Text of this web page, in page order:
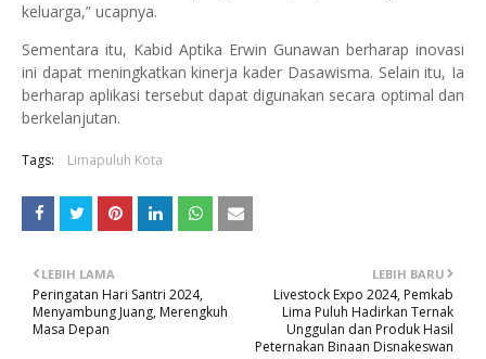
keluarga,” ucapnya.
Sementara itu, Kabid Aptika Erwin Gunawan berharap inovasi
ini dapat meningkatkan kinerja kader Dasawisma. Selain itu, Ia
berharap aplikasi tersebut dapat digunakan secara optimal dan
berkelanjutan.
Tags: Limapuluh Kota
LEBIH BARU
Livestock Expo 2024, Pemkab
Lima Puluh Hadirkan Ternak
Unggulan dan Produk Hasil
Peternakan Binaan Disnakeswan
LEBIH LAMA
Peringatan Hari Santri 2024,
Menyambung Juang, Merengkuh
Masa Depan